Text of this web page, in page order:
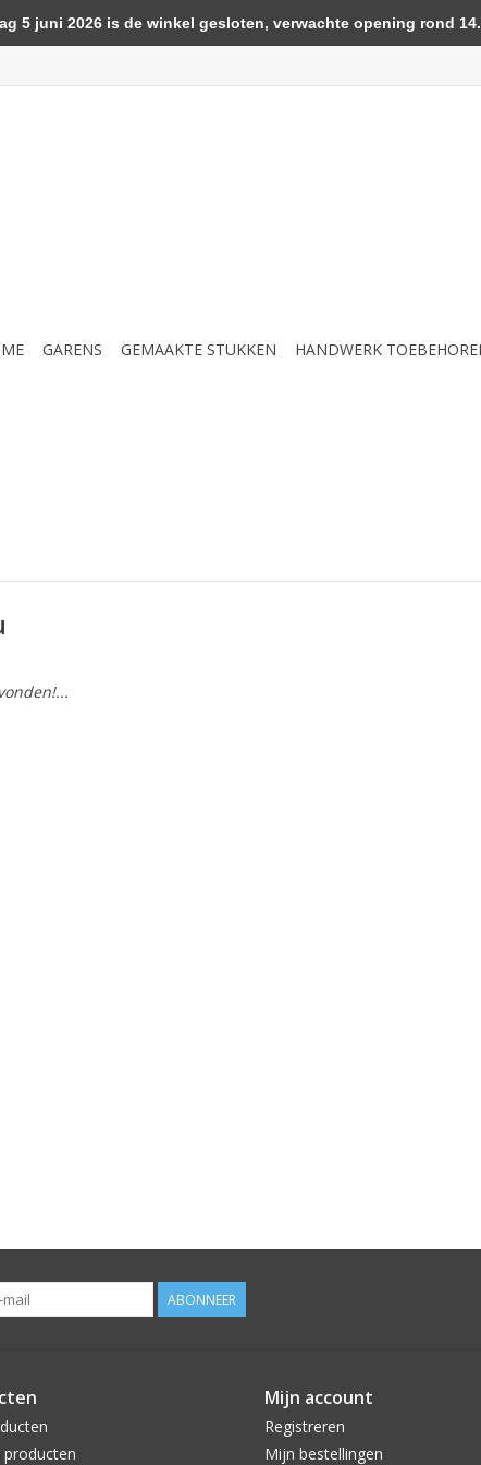
GARENS GEMAAKTE STUKKEN HANDWERK
ABONNEER
producten
Mijn account
Registreren
Mijn bestellingen
5 juni 2026 is de winkel gesloten, verwachte opening rond